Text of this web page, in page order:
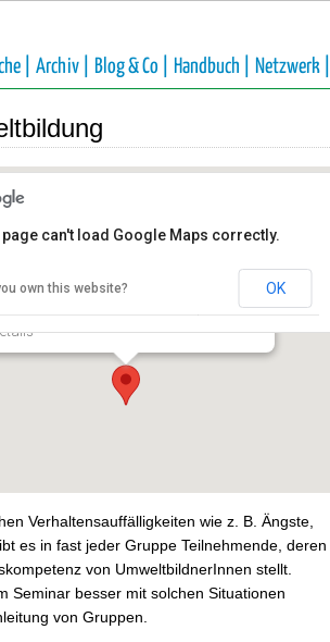
| Archiv | Blog & Co | Handbuch | Netzwerk |
Schweizer Höhe 9 - Eitorf
can't load Google Maps correctly.
own this website? OK
Verhaltensauffälligkeiten wie z. B. Ängste,
es in fast jeder Gruppe Teilnehmende, deren
von UmweltbildnerInnen stellt.
Seminar besser mit solchen Situationen
von Gruppen.